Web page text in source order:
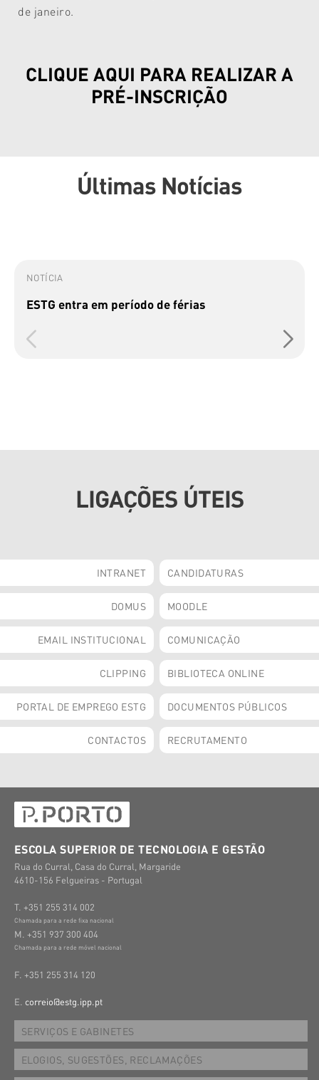
de janeiro.
CLIQUE AQUI PARA REALIZAR A
PRÉ-INSCRIÇÃO
Últimas Notícias
NOTÍCIA
ESTG entra em período de férias
LIGAÇÕES ÚTEIS
INTRANET CANDIDATURAS
DOMUS MOODLE
EMAIL INSTITUCIONAL COMUNICAÇÃO
CLIPPING BIBLIOTECA ONLINE
PORTAL DE EMPREGO ESTG DOCUMENTOS PÚBLICOS
CONTACTOS RECRUTAMENTO
ESCOLA SUPERIOR DE TECNOLOGIA E GESTÃO
Rua do Curral, Casa do Curral, Margaride
4610-156 Felgueiras - Portugal
T. +351 255 314 002
Chamada para a rede fixa nacional
M. +351 937 300 404
Chamada para a rede móvel nacional
F. +351 255 314 120
E. correio@estg.ipp.pt
SERVIÇOS E GABINETES
ELOGIOS, SUGESTÕES, RECLAMAÇÕES